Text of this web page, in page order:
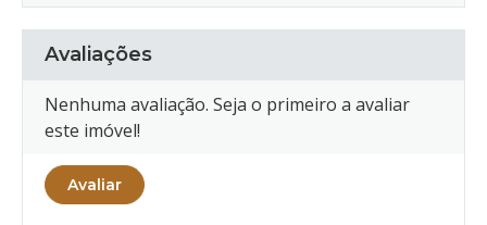
Avaliações
Nenhuma avaliação. Seja o primeiro a avaliar
este imóvel!
Avaliar